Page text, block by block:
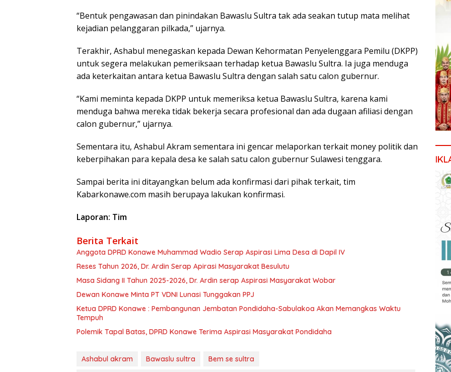
“Bentuk pengawasan dan pinindakan Bawaslu Sultra tak ada seakan tutup mata melihat
kejadian pelanggaran pilkada,” ujarnya.
Terakhir, Ashabul menegaskan kepada Dewan Kehormatan Penyelenggara Pemilu (DKPP)
untuk segera melakukan pemeriksaan terhadap ketua Bawaslu Sultra. Ia juga menduga
ada keterkaitan antara ketua Bawaslu Sultra dengan salah satu calon gubernur.
“Kami meminta kepada DKPP untuk memeriksa ketua Bawaslu Sultra, karena kami
menduga bahwa mereka tidak bekerja secara profesional dan ada dugaan afiliasi dengan
calon gubernur,” ujarnya.
Sementara itu, Ashabul Akram sementara ini gencar melaporkan terkait money politik dan
keberpihakan para kepala desa ke salah satu calon gubernur Sulawesi tenggara.
Sampai berita ini ditayangkan belum ada konfirmasi dari pihak terkait, tim
Kabarkonawe.com masih berupaya lakukan konfirmasi.
Laporan: Tim
Berita Terkait
Anggota DPRD Konawe Muhammad Wadio Serap Aspirasi Lima Desa di Dapil IV
Reses Tahun 2026, Dr. Ardin Serap Apirasi Masyarakat Besulutu
Masa Sidang II Tahun 2025-2026, Dr. Ardin serap Aspirasi Masyarakat Wobar
Dewan Konawe Minta PT VDNI Lunasi Tunggakan PPJ
Ketua DPRD Konawe : Pembangunan Jembatan Pondidaha-Sabulakoa Akan Memangkas Waktu
Tempuh
Polemik Tapal Batas, DPRD Konawe Terima Aspirasi Masyarakat Pondidaha
Ashabul akram Bawaslu sultra
Bem se sultra